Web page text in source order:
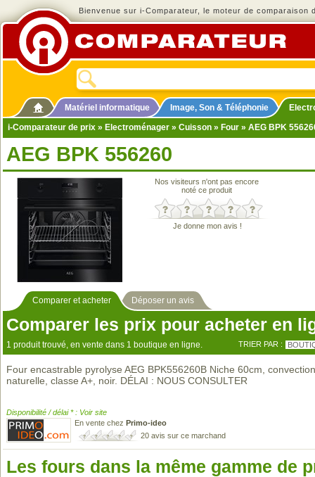
Bienvenue sur i-Comparateur, le moteur de comparaison
Matériel informatique Image, Son & Téléphonie
i-Comparateur de prix » Electroménager » Cuisson » Four » AEG BPK
AEG BPK 556260
Nos visiteurs n'ont pas encore
noté ce produit
Je donne mon avis !
Comparer et acheter Déposer un avis
Comparer les prix pour acheter en
1 produit trouvé, en vente dans 1 boutique en ligne. TRIER PAR :
Four encastrable pyrolyse AEG BPK556260B Niche 60cm, convection
naturelle, classe A+, noir. DÉLAI : NOUS CONSULTER
Disponibilité / délai * : Voir site
En vente chez Primo-ideo
20 avis sur ce marchand
Les fours dans la même gamme de